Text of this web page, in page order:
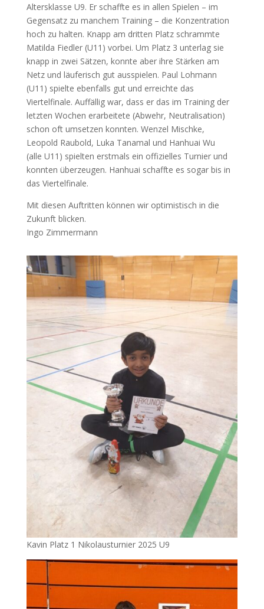
Altersklasse U9. Er schaffte es in allen Spielen – im
Gegensatz zu manchem Training – die Konzentration
hoch zu halten. Knapp am dritten Platz schrammte
Matilda Fiedler (U11) vorbei. Um Platz 3 unterlag sie
knapp in zwei Sätzen, konnte aber ihre Stärken am
Netz und läuferisch gut ausspielen. Paul Lohmann
(U11) spielte ebenfalls gut und erreichte das
Viertelfinale. Auffällig war, dass er das im Training der
letzten Wochen erarbeitete (Abwehr, Neutralisation)
schon oft umsetzen konnten. Wenzel Mischke,
Leopold Raubold, Luka Tanamal und Hanhuai Wu
(alle U11) spielten erstmals ein offizielles Turnier und
konnten überzeugen. Hanhuai schaffte es sogar bis in
das Viertelfinale.
Mit diesen Auftritten können wir optimistisch in die
Zukunft blicken.
Ingo Zimmermann
Kavin Platz 1 Nikolausturnier 2025 U9